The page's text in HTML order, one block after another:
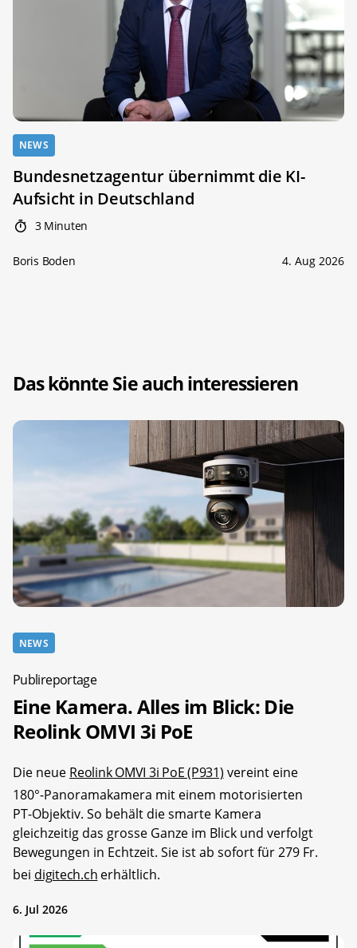
NEWS
Bundesnetzagentur übernimmt die KI-
Aufsicht in Deutschland
3 Minuten
Boris Boden 4. Aug 2026
Das könnte Sie auch interessieren
NEWS
Publireportage
Eine Kamera. Alles im Blick: Die
Reolink OMVI 3i PoE
Die neue Reolink OMVI 3i PoE (P931) vereint eine
180°-Panoramakamera mit einem motorisierten
PT-Objektiv. So behält die smarte Kamera
gleichzeitig das grosse Ganze im Blick und verfolgt
Bewegungen in Echtzeit. Sie ist ab sofort für 279 Fr.
bei digitech.ch erhältlich.
6. Jul 2026